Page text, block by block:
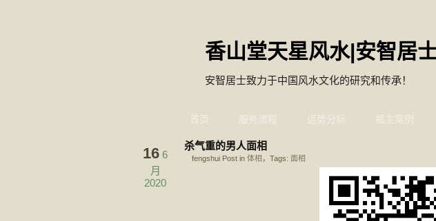
香山堂天星风水|安智居
安智居士致力于中国风水文化的研究和传承！
首页 服务流程 运势分析 福主案例
杀气重的男人面相
fengshui Post in 体相 ，Tags: 面相
16 6
月
2020